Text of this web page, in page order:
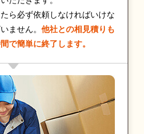
ら必ず依頼しなければいけな
ません。 他社との相見積りも
で簡単に終了します。